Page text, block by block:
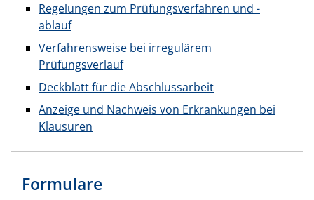
Regelungen zum Prüfungsverfahren und -
ablauf
Verfahrensweise bei irregulärem
Prüfungsverlauf
Deckblatt für die Abschlussarbeit
Anzeige und Nachweis von Erkrankungen bei
Klausuren
Formulare